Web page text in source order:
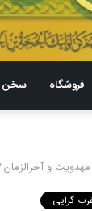
فروشگاه سخن
مهدویت و آخرالزمان
گرایی